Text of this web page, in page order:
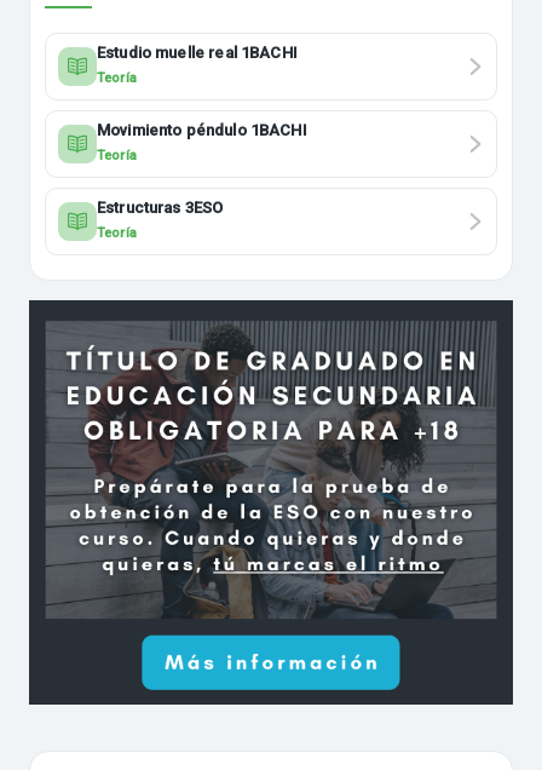
Estudio muelle real 1BACHI
Teoría
Movimiento péndulo 1BACHI
Teoría
Estructuras 3ESO
Teoría